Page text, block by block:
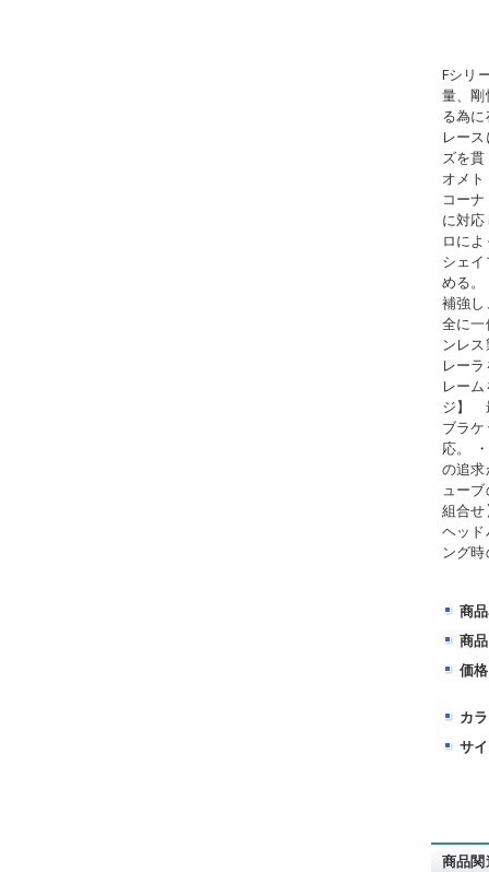
Fシリ
量、
る為
レー
ズを
オメ
コー
に対
ロに
シェ
める
補強
全に
ンレ
レー
レー
ジ】
ブラ
応。
の追
ュー
組合
ヘッ
ング
商
商
価格
カ
サ
商品